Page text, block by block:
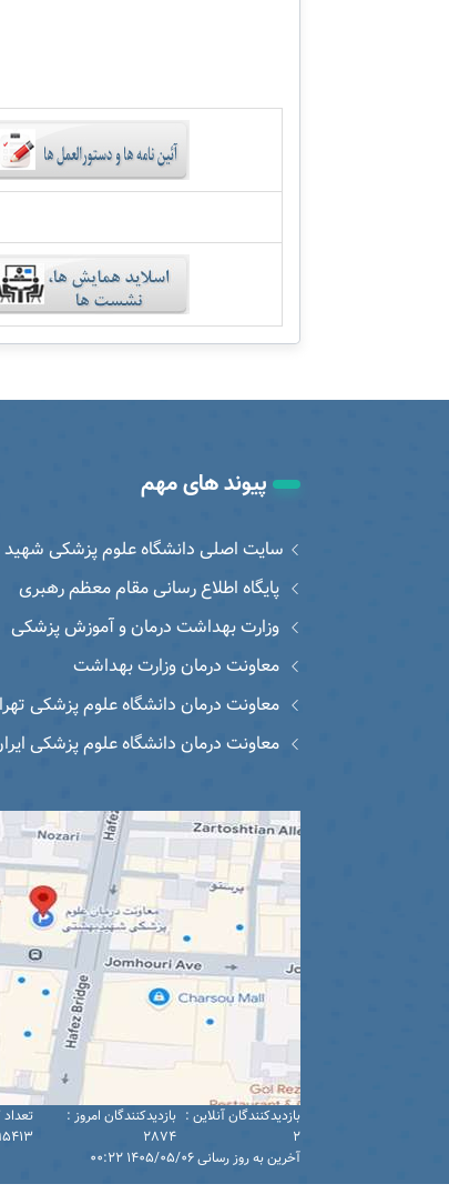
پیوند های مهم
سایت اصلی دانشگاه علوم پزشکی
پایگاه اطلاع رسانی مقام معظم رهبری
وزارت بهداشت درمان و آموزش پزشکی
معاونت درمان وزارت بهداشت
معاونت درمان دانشگاه علوم پزشکی
معاونت درمان دانشگاه علوم پزشکی
بازدیدکنندگان آنلاین :
2
بازدیدکنندگان امروز :
2874
آخرین به روز رسانی 1405/05/06 00:22